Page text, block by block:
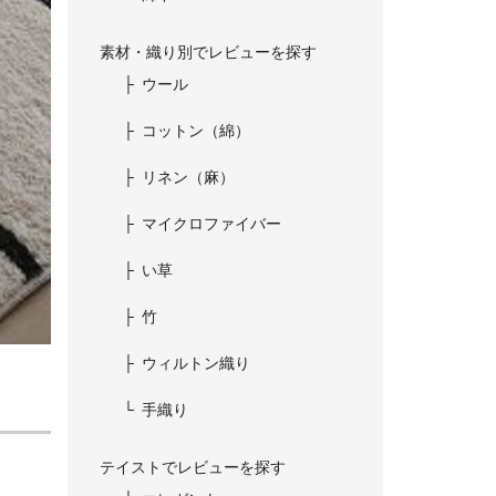
素材・織り別でレビューを探す
ウール
コットン（綿）
リネン（麻）
マイクロファイバー
い草
竹
ウィルトン織り
手織り
テイストでレビューを探す